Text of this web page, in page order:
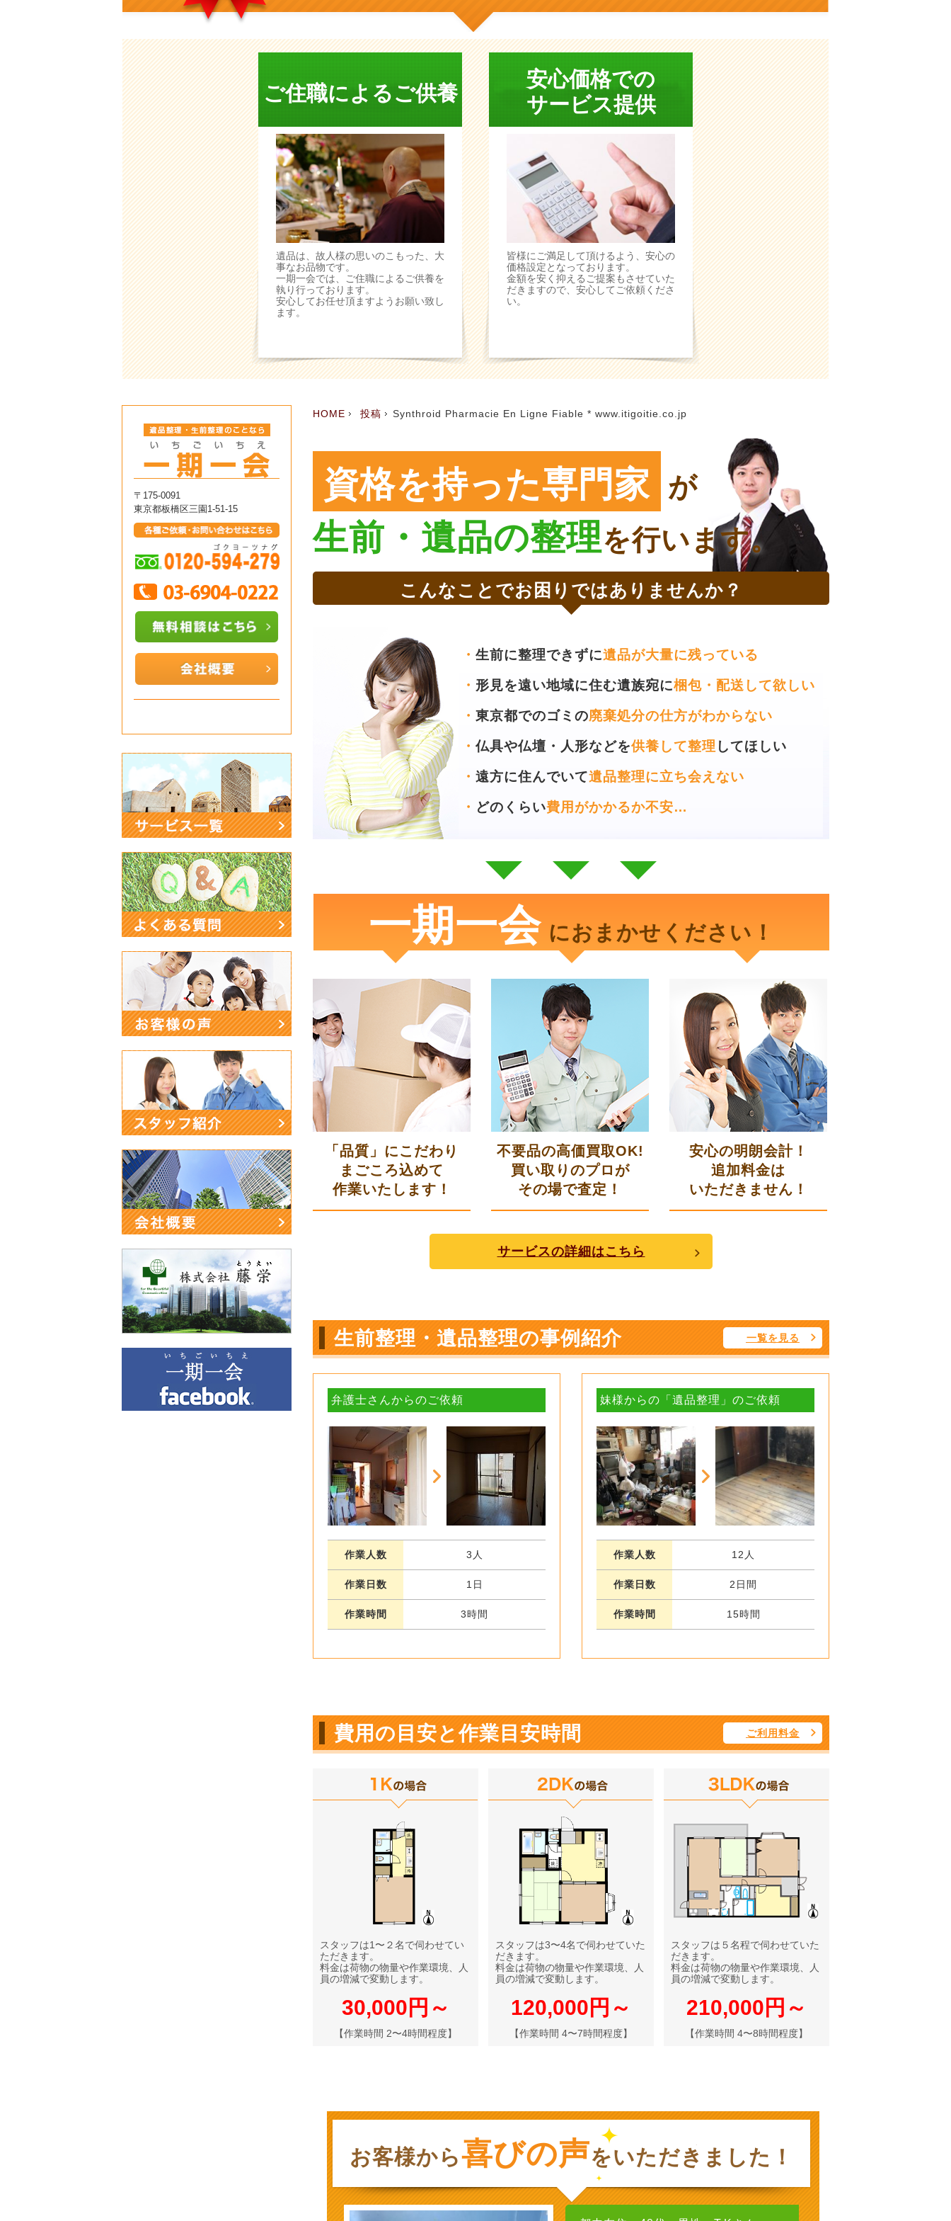
ご住職によるご供養
遺品は、故人様の思いのこもった、大
事なお品物です。
一期一会では、ご住職によるご供養を
執り行っております。
安心してお任せ頂ますようお願い致し
ます。
安心価格での
サービス提供
皆様にご満足して頂けるよう、安心の
価格設定となっております。
金額を安く抑えるご提案もさせていた
だきますので、安心してご依頼くださ
い。
〒175-0091
東京都板橋区三園1-51-15
HOME 投稿 Synthroid Pharmacie En Ligne Fiable * www.itigoitie.co.jp
資格を持った専門家 が
生前・遺品の整理を行います。
こんなことでお困りではありませんか？
・ 生前に整理できずに遺品が大量に残っている
・ 形見を遠い地域に住む遺族宛に梱包・配送して欲しい
・ 東京都でのゴミの廃棄処分の仕方がわからない
・仏具や仏壇・人形などを供養して整理 してほしい
・ 遠方に住んでいて遺品整理に立ち会えない
・ どのくらい費用がかかるか不安…
一期一会 におまかせください！
「品質」にこだわり
まごころ込めて
作業いたします！
不要品の高価買取OK!
買い取りのプロが
その場で査定！
安心の明朗会計！
追加料金は
いただきません！
サービスの詳細はこちら
生前整理・遺品整理の事例紹介 一覧を見る
弁護士さんからのご依頼
作業人数 3人
作業日数 1日
作業時間 3時間
妹様からの「遺品整理」のご依頼
作業人数 12人
作業日数 2日間
作業時間 15時間
費用の目安と作業目安時間 ご利用料金
スタッフは1〜２名で伺わせてい
ただきます。
料金は荷物の物量や作業環境、人
員の増減で変動します。
30,000円～
【作業時間 2〜4時間程度】
スタッフは3〜4名で伺わせていた
だきます。
料金は荷物の物量や作業環境、人
員の増減で変動します。
120,000円～
【作業時間 4〜7時間程度】
スタッフは５名程で伺わせていた
だきます。
料金は荷物の物量や作業環境、人
員の増減で変動します。
210,000円～
【作業時間 4〜8時間程度】
お客様から喜びの声をいただきました！